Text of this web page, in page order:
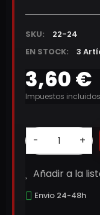
SKU:
22-24
EN STOCK:
3
3,60 €
Impuestos incluidos
- +
Añadir a la
Envio 24-48h